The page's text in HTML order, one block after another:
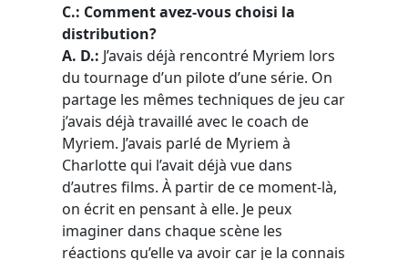
C.: Comment avez-vous choisi la
distribution?
A. D.: J’avais déjà rencontré Myriem lors
du tournage d’un pilote d’une série. On
partage les mêmes techniques de jeu car
j’avais déjà travaillé avec le coach de
Myriem. J’avais parlé de Myriem à
Charlotte qui l’avait déjà vue dans
d’autres films. À partir de ce moment-là,
on écrit en pensant à elle. Je peux
imaginer dans chaque scène les
réactions qu’elle va avoir car je la connais